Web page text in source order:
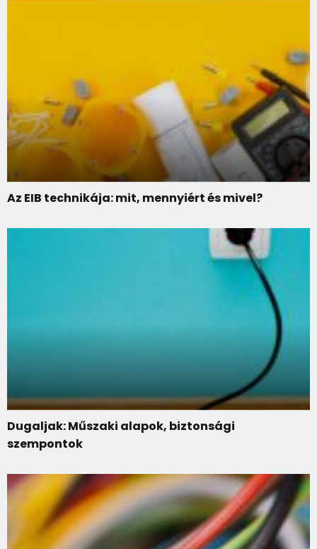
Az EIB technikája: mit, mennyiért és mivel?
Dugaljak: Műszaki alapok, biztonsági
szempontok